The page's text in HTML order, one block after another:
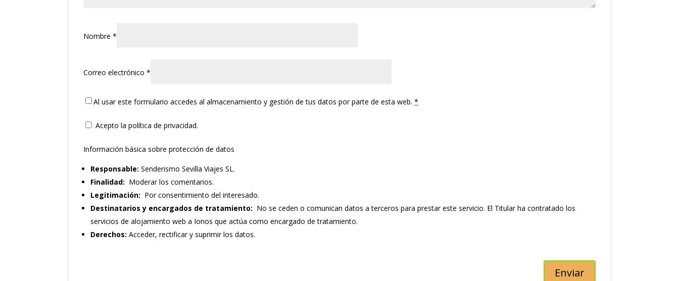
Nombre*
Correo electrónico*
Al usar este formulario accedes al almacenamiento y gestión de tus datos por parte de esta web.*
Acepto la política de privacidad.
Información básica sobre protección de datos
Responsable: Senderismo Sevilla Viajes SL.
Finalidad: Moderar los comentarios.
Legitimación: Por consentimiento del interesado.
Destinatarios y encargados de tratamiento: No se ceden o comunican datos a terceros para prestar este servicio. El Titular ha contratado los
servicios de alojamiento web a Ionos que actúa como encargado de tratamiento.
Derechos: Acceder, rectificar y suprimir los datos.